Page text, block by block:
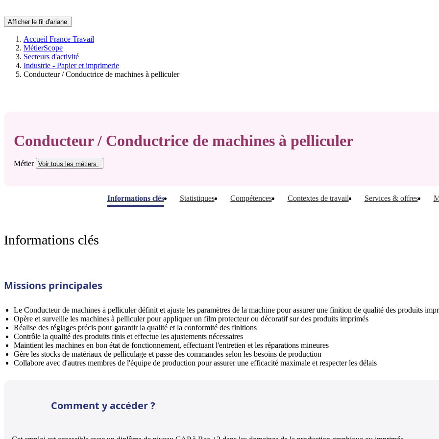
Afficher le fil d'ariane
Accueil France Travail
MétierScope
Secteurs d'activité
Industrie - Papier et imprimerie
Conducteur / Conductrice de machines à pelliculer
Conducteur / Conductrice de machines à pelliculer
Métier Voir tous les métiers
Informations clés Statistiques Compétences Contextes de travail Services & offres
Informations clés
Missions principales
Le Conducteur de machines à pelliculer définit et ajuste les paramètres de la machine pour assurer une finition de qualité des produits
Opère et surveille les machines à pelliculer pour appliquer un film protecteur ou décoratif sur des produits imprimés
Réalise des réglages précis pour garantir la qualité et la conformité des finitions
Contrôle la qualité des produits finis et effectue les ajustements nécessaires
Maintient les machines en bon état de fonctionnement, effectuant l'entretien et les réparations mineures
Gère les stocks de matériaux de pelliculage et passe des commandes selon les besoins de production
Collabore avec d'autres membres de l'équipe de production pour assurer une efficacité maximale et respecter les délais
Comment y accéder ?